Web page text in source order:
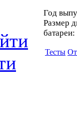
Год
Размер
Тесты